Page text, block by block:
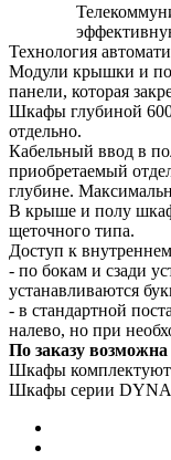
Технология
Модули крышки и
панели, которая
Шкафы глубиной
отдельно.
Кабельный ввод в
приобретаемый
глубине.
В крыше и полу
щеточного типа.
Доступ к
- по бокам и сзади
устанавливаются
- в стандартной
налево, но при
По заказу
Шкафы
Шкафы серии